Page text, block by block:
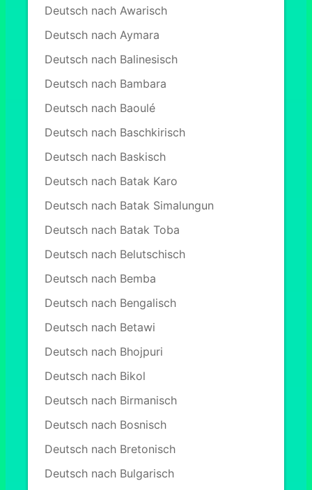
Deutsch nach Awarisch
Deutsch nach Aymara
Deutsch nach Balinesisch
Deutsch nach Bambara
Deutsch nach Baoulé
Deutsch nach Baschkirisch
Deutsch nach Baskisch
Deutsch nach Batak Karo
Deutsch nach Batak Simalungun
Deutsch nach Batak Toba
Deutsch nach Belutschisch
Deutsch nach Bemba
Deutsch nach Bengalisch
Deutsch nach Betawi
Deutsch nach Bhojpuri
Deutsch nach Bikol
Deutsch nach Birmanisch
Deutsch nach Bosnisch
Deutsch nach Bretonisch
Deutsch nach Bulgarisch